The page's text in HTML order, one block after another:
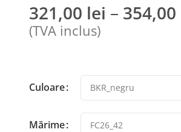
321,00 lei – 354,00
(TVA inclus)
Culoare
Mărime